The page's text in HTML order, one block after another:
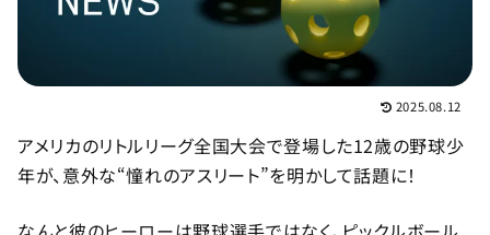
2025.08.12
アメリカのリトルリーグ全国大会で登場した12歳の野球少
年が、意外な“憧れのアスリート”を明かして話題に！